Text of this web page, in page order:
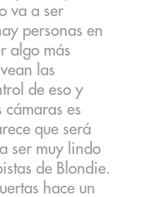
va a ser
personas en
algo más
las
de eso y
cámaras es
que será
ser muy lindo
de Blondie.
hace un